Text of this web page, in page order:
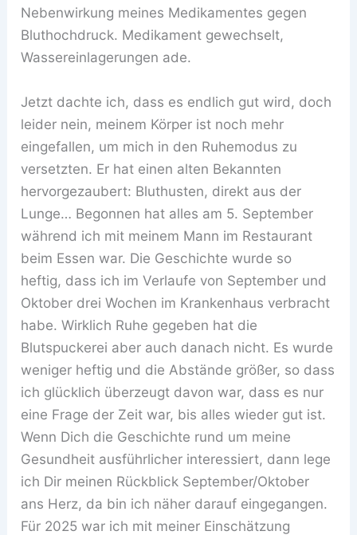
Nebenwirkung meines Medikamentes gegen
Bluthochdruck. Medikament gewechselt,
Wassereinlagerungen ade.
Jetzt dachte ich, dass es endlich gut wird, doch
leider nein, meinem Körper ist noch mehr
eingefallen, um mich in den Ruhemodus zu
versetzten. Er hat einen alten Bekannten
hervorgezaubert: Bluthusten, direkt aus der
Lunge… Begonnen hat alles am 5. September
während ich mit meinem Mann im Restaurant
beim Essen war. Die Geschichte wurde so
heftig, dass ich im Verlaufe von September und
Oktober drei Wochen im Krankenhaus verbracht
habe. Wirklich Ruhe gegeben hat die
Blutspuckerei aber auch danach nicht. Es wurde
weniger heftig und die Abstände größer, so dass
ich glücklich überzeugt davon war, dass es nur
eine Frage der Zeit war, bis alles wieder gut ist.
Wenn Dich die Geschichte rund um meine
Gesundheit ausführlicher interessiert, dann lege
ich Dir meinen Rückblick September/Oktober
ans Herz, da bin ich näher darauf eingegangen.
Für 2025 war ich mit meiner Einschätzung